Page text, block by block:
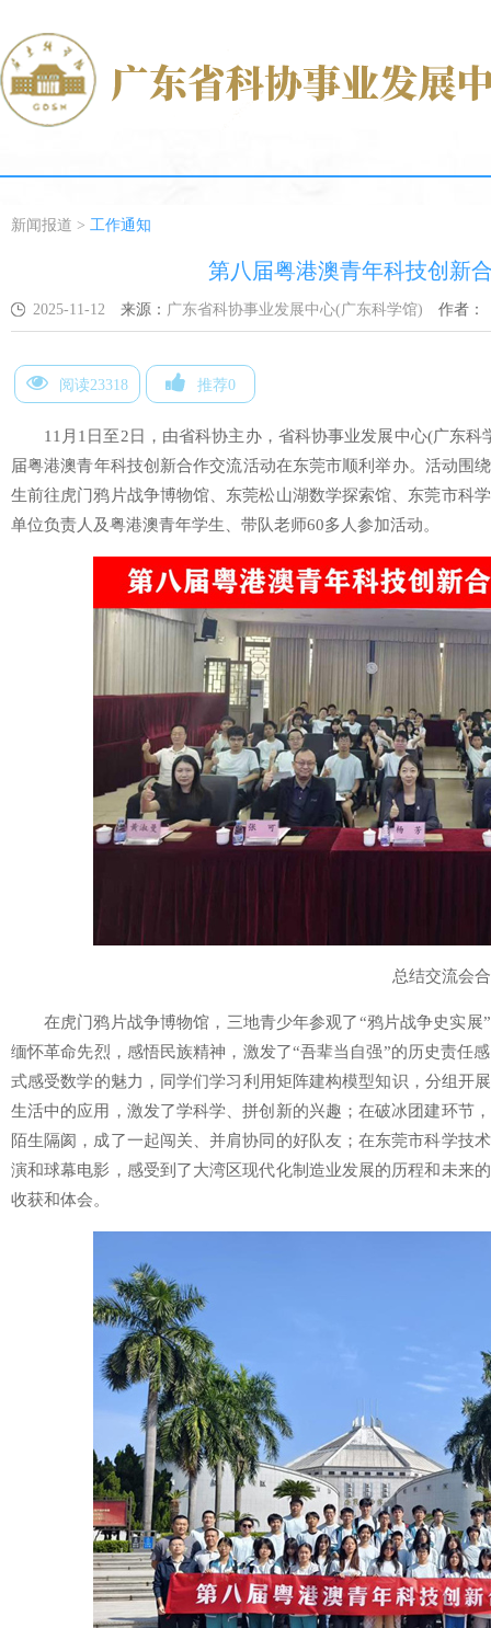
新闻报道 > 工作通知
第八届粤港澳青年科技创新
2025-11-12 来源： 广东省科协事业发展中心(广东科学馆) 作者：
阅读23318 推荐0
11月1日至2日，由省科协主办，省科协事业发展中心(广东
届粤港澳青年科技创新合作交流活动在东莞市顺利举办。活动围
生前往虎门鸦片战争博物馆、东莞松山湖数学探索馆、东莞市科
单位负责人及粤港澳青年学生、带队老师60多人参加活动。
总结交流会
在虎门鸦片战争博物馆，三地青少年参观了“鸦片战争史实
缅怀革命先烈，感悟民族精神，激发了“吾辈当自强”的历史责任
式感受数学的魅力，同学们学习利用矩阵建构模型知识，分组开
生活中的应用，激发了学科学、拼创新的兴趣；在破冰团建环节
陌生隔阂，成了一起闯关、并肩协同的好队友；在东莞市科学技
演和球幕电影，感受到了大湾区现代化制造业发展的历程和未来
收获和体会。